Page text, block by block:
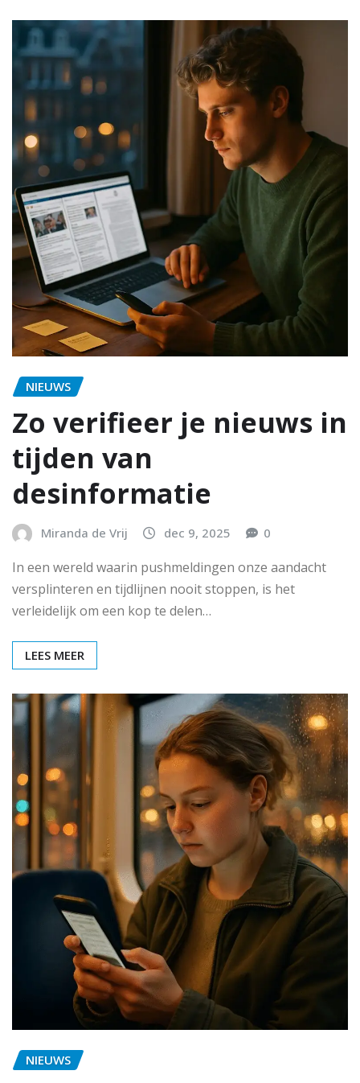
NIEUWS
Zo verifieer je nieuws in
tijden van
desinformatie
Miranda de Vrij dec 9, 2025 0
In een wereld waarin pushmeldingen onze aandacht
versplinteren en tijdlijnen nooit stoppen, is het
verleidelijk om een kop te delen…
LEES MEER
NIEUWS